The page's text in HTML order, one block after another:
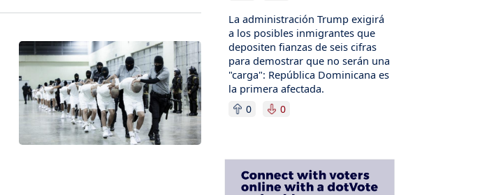
Imagen
La administración Trump exigirá
a los posibles inmigrantes que
depositen fianzas de seis cifras
para demostrar que no serán una
"carga": República Dominicana es
la primera afectada.
0 0